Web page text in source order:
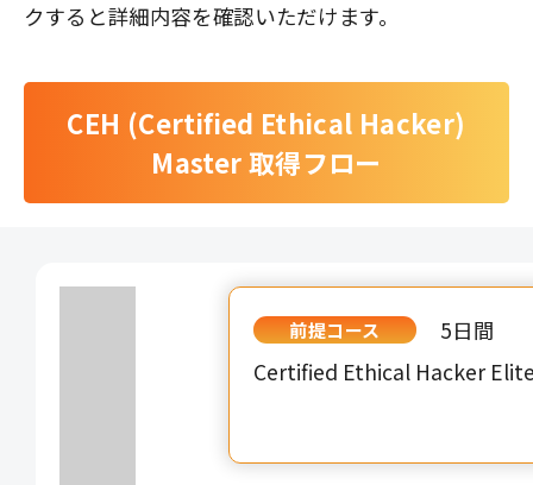
クすると詳細内容を確認いただけます。
CEH (Certified Ethical Hacker)
Master 取得フロー
前提コース
5日間
Certified Ethical Hacker